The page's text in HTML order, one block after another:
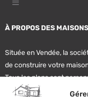
À PROPOS DES
Située en Vendée, la
de construire votre
Tous les plans sont
accompagnent